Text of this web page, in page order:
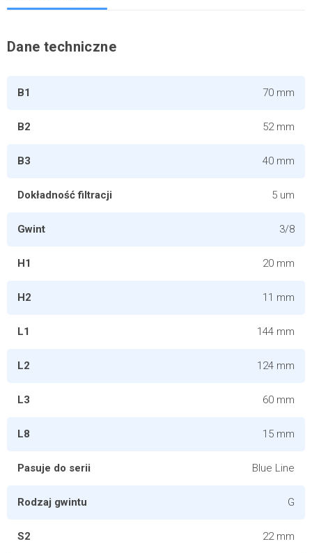
Dane techniczne
B1 70 mm
B2 52 mm
B3 40 mm
Dokładność filtracji 5 um
Gwint 3/8
H1 20 mm
H2 11 mm
L1 144 mm
L2 124 mm
L3 60 mm
L8 15 mm
Pasuje do serii Blue Line
Rodzaj gwintu G
S2 22 mm